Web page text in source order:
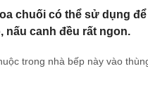
chuối có thể sử dụng
nấu canh đều rất ngon.
trong nhà bếp này vào